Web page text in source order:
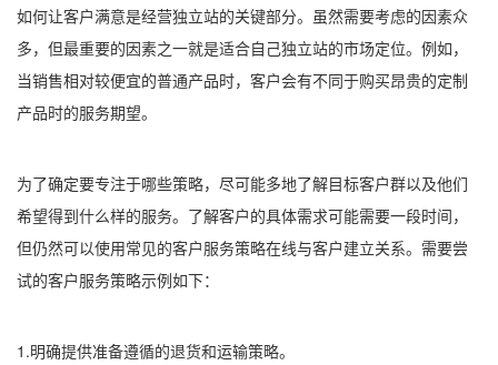
如何让客户满意是经营独立站的关键部分。虽然需要考虑的因素众
多，但最重要的因素之一就是适合自己独立站的市场定位。例如，
当销售相对较便宜的普通产品时，客户会有不同于购买昂贵的定制
产品时的服务期望。
为了确定要专注于哪些策略，尽可能多地了解目标客户群以及他们
希望得到什么样的服务。了解客户的具体需求可能需要一段时间，
但仍然可以使用常见的客户服务策略在线与客户建立关系。需要尝
试的客户服务策略示例如下：
1.明确提供准备遵循的退货和运输策略。